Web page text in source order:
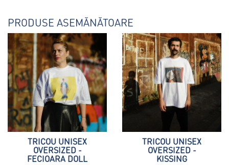
PRODUSE ASEMĂNĂTOARE
TRICOU UNISEX
OVERSIZED -
FECIOARA DOLL
TRICOU UNISEX
OVERSIZED -
KISSING